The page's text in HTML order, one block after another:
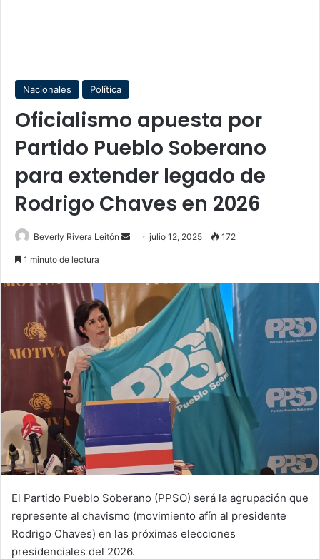
Nacionales Política
Oficialismo apuesta por
Partido Pueblo Soberano
para extender legado de
Rodrigo Chaves en 2026
Beverly Rivera Leitón
Sendjulio 12, 2025 172
1 minuto de lectura
El Partido Pueblo Soberano (PPSO) será la agrupación que
represente al chavismo (movimiento afín al presidente
Rodrigo Chaves) en las próximas elecciones
presidenciales del 2026.